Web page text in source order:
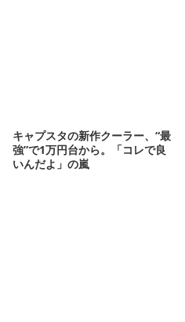
キャプスタの新作クーラー、“最
強”で1万円台から。「コレで良
いんだよ」の嵐